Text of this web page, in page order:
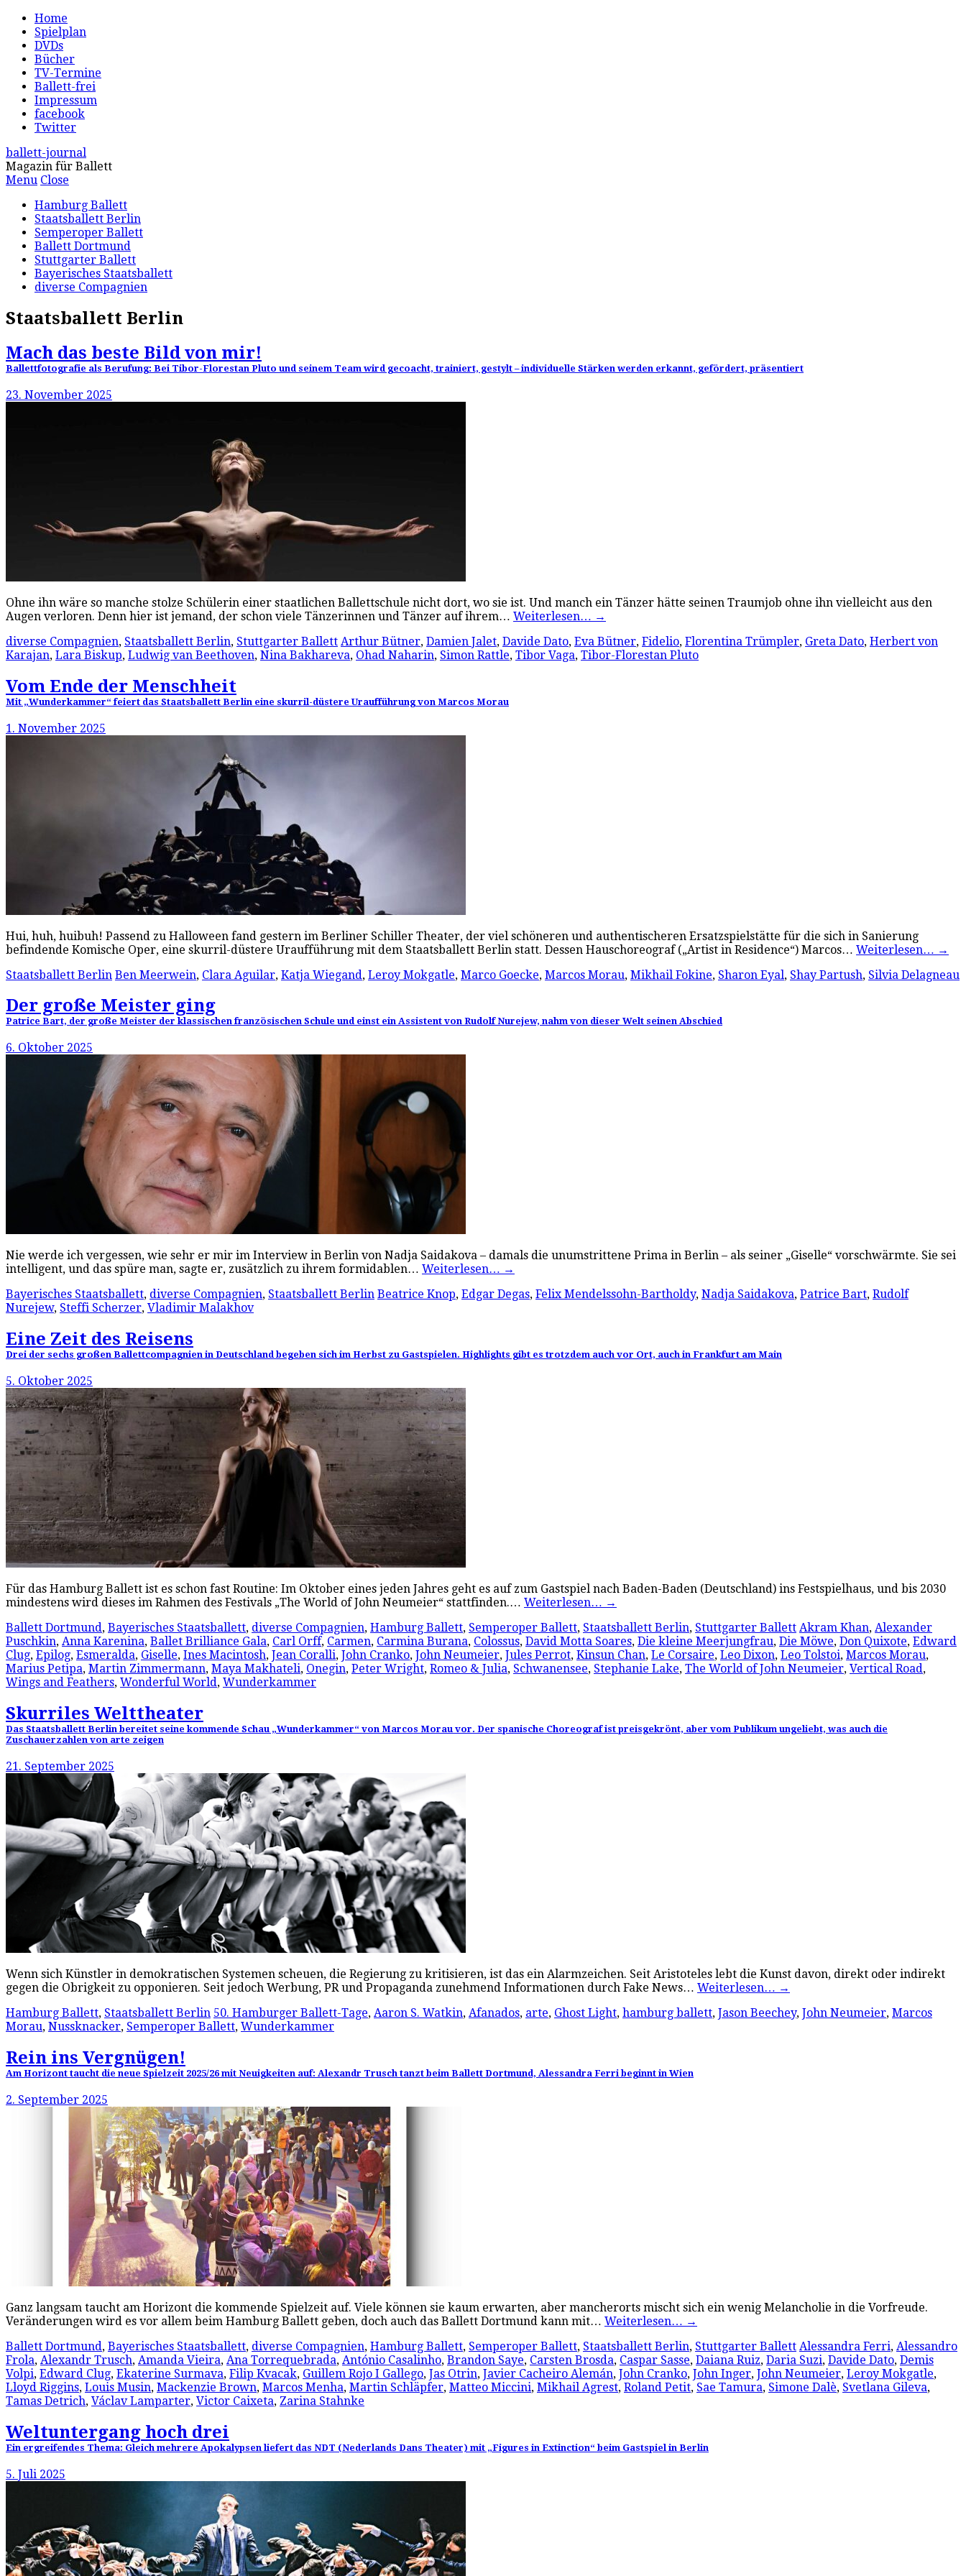
Home
Spielplan
DVDs
Bücher
TV-Termine
Ballett-frei
Impressum
facebook
Twitter
ballett-journal
Magazin für Ballett
Menu Close
Hamburg Ballett
Staatsballett Berlin
Semperoper Ballett
Ballett Dortmund
Stuttgarter Ballett
Bayerisches Staatsballett
diverse Compagnien
Staatsballett Berlin
Mach das beste Bild von mir!
Ballettfotografie als Berufung: Bei Tibor-Florestan Pluto und seinem Team wird gecoacht, trainiert, gestylt – individuelle Stärken werden erkannt, gefördert, präsentiert
23. November 2025
Ohne ihn wäre so manche stolze Schülerin einer staatlichen Ballettschule nicht dort, wo sie ist. Und manch ein Tänzer hätte seinen Traumjob ohne ihn vielleicht aus den
Augen verloren. Denn hier ist jemand, der schon viele Tänzerinnen und Tänzer auf ihrem… Weiterlesen… →
diverse Compagnien, Staatsballett Berlin, Stuttgarter Ballett Arthur Bütner, Damien Jalet, Davide Dato, Eva Bütner, Fidelio, Florentina Trümpler, Greta Dato, Herbert von
Karajan, Lara Biskup, Ludwig van Beethoven, Nina Bakhareva, Ohad Naharin, Simon Rattle, Tibor Vaga, Tibor-Florestan Pluto
Vom Ende der Menschheit
Mit „Wunderkammer“ feiert das Staatsballett Berlin eine skurril-düstere Uraufführung von Marcos Morau
1. November 2025
Hui, huh, huibuh! Passend zu Halloween fand gestern im Berliner Schiller Theater, der viel schöneren und authentischeren Ersatzspielstätte für die sich in Sanierung
befindende Komische Oper, eine skurril-düstere Uraufführung mit dem Staatsballett Berlin statt. Dessen Hauschoreograf („Artist in Residence“) Marcos… Weiterlesen… →
Staatsballett Berlin Ben Meerwein, Clara Aguilar, Katja Wiegand, Leroy Mokgatle, Marco Goecke, Marcos Morau, Mikhail Fokine, Sharon Eyal, Shay Partush, Silvia Delagneau
Der große Meister ging
Patrice Bart, der große Meister der klassischen französischen Schule und einst ein Assistent von Rudolf Nurejew, nahm von dieser Welt seinen Abschied
6. Oktober 2025
Nie werde ich vergessen, wie sehr er mir im Interview in Berlin von Nadja Saidakova – damals die unumstrittene Prima in Berlin – als seiner „Giselle“ vorschwärmte. Sie sei
intelligent, und das spüre man, sagte er, zusätzlich zu ihrem formidablen… Weiterlesen… →
Bayerisches Staatsballett, diverse Compagnien, Staatsballett Berlin Beatrice Knop, Edgar Degas, Felix Mendelssohn-Bartholdy, Nadja Saidakova, Patrice Bart, Rudolf
Nurejew, Steffi Scherzer, Vladimir Malakhov
Eine Zeit des Reisens
Drei der sechs großen Ballettcompagnien in Deutschland begeben sich im Herbst zu Gastspielen. Highlights gibt es trotzdem auch vor Ort, auch in Frankfurt am Main
5. Oktober 2025
Für das Hamburg Ballett ist es schon fast Routine: Im Oktober eines jeden Jahres geht es auf zum Gastspiel nach Baden-Baden (Deutschland) ins Festspielhaus, und bis 2030
mindestens wird dieses im Rahmen des Festivals „The World of John Neumeier“ stattfinden.… Weiterlesen… →
Ballett Dortmund, Bayerisches Staatsballett, diverse Compagnien, Hamburg Ballett, Semperoper Ballett, Staatsballett Berlin, Stuttgarter Ballett Akram Khan, Alexander
Puschkin, Anna Karenina, Ballet Brilliance Gala, Carl Orff, Carmen, Carmina Burana, Colossus, David Motta Soares, Die kleine Meerjungfrau, Die Möwe, Don Quixote, Edward
Clug, Epilog, Esmeralda, Giselle, Ines Macintosh, Jean Coralli, John Cranko, John Neumeier, Jules Perrot, Kinsun Chan, Le Corsaire, Leo Dixon, Leo Tolstoi, Marcos Morau,
Marius Petipa, Martin Zimmermann, Maya Makhateli, Onegin, Peter Wright, Romeo & Julia, Schwanensee, Stephanie Lake, The World of John Neumeier, Vertical Road,
Wings and Feathers, Wonderful World, Wunderkammer
Skurriles Welttheater
Das Staatsballett Berlin bereitet seine kommende Schau „Wunderkammer“ von Marcos Morau vor. Der spanische Choreograf ist preisgekrönt, aber vom Publikum ungeliebt, was auch die
Zuschauerzahlen von arte zeigen
21. September 2025
Wenn sich Künstler in demokratischen Systemen scheuen, die Regierung zu kritisieren, ist das ein Alarmzeichen. Seit Aristoteles lebt die Kunst davon, direkt oder indirekt
gegen die Obrigkeit zu opponieren. Seit jedoch Werbung, PR und Propaganda zunehmend Informationen durch Fake News… Weiterlesen… →
Hamburg Ballett, Staatsballett Berlin 50. Hamburger Ballett-Tage, Aaron S. Watkin, Afanados, arte, Ghost Light, hamburg ballett, Jason Beechey, John Neumeier, Marcos
Morau, Nussknacker, Semperoper Ballett, Wunderkammer
Rein ins Vergnügen!
Am Horizont taucht die neue Spielzeit 2025/26 mit Neuigkeiten auf: Alexandr Trusch tanzt beim Ballett Dortmund, Alessandra Ferri beginnt in Wien
2. September 2025
Ganz langsam taucht am Horizont die kommende Spielzeit auf. Viele können sie kaum erwarten, aber mancherorts mischt sich ein wenig Melancholie in die Vorfreude.
Veränderungen wird es vor allem beim Hamburg Ballett geben, doch auch das Ballett Dortmund kann mit… Weiterlesen… →
Ballett Dortmund, Bayerisches Staatsballett, diverse Compagnien, Hamburg Ballett, Semperoper Ballett, Staatsballett Berlin, Stuttgarter Ballett Alessandra Ferri, Alessandro
Frola, Alexandr Trusch, Amanda Vieira, Ana Torrequebrada, António Casalinho, Brandon Saye, Carsten Brosda, Caspar Sasse, Daiana Ruiz, Daria Suzi, Davide Dato, Demis
Volpi, Edward Clug, Ekaterine Surmava, Filip Kvacak, Guillem Rojo I Gallego, Jas Otrin, Javier Cacheiro Alemán, John Cranko, John Inger, John Neumeier, Leroy Mokgatle,
Lloyd Riggins, Louis Musin, Mackenzie Brown, Marcos Menha, Martin Schläpfer, Matteo Miccini, Mikhail Agrest, Roland Petit, Sae Tamura, Simone Dalè, Svetlana Gileva,
Tamas Detrich, Václav Lamparter, Victor Caixeta, Zarina Stahnke
Weltuntergang hoch drei
Ein ergreifendes Thema: Gleich mehrere Apokalypsen liefert das NDT (Nederlands Dans Theater) mit „Figures in Extinction“ beim Gastspiel in Berlin
5. Juli 2025